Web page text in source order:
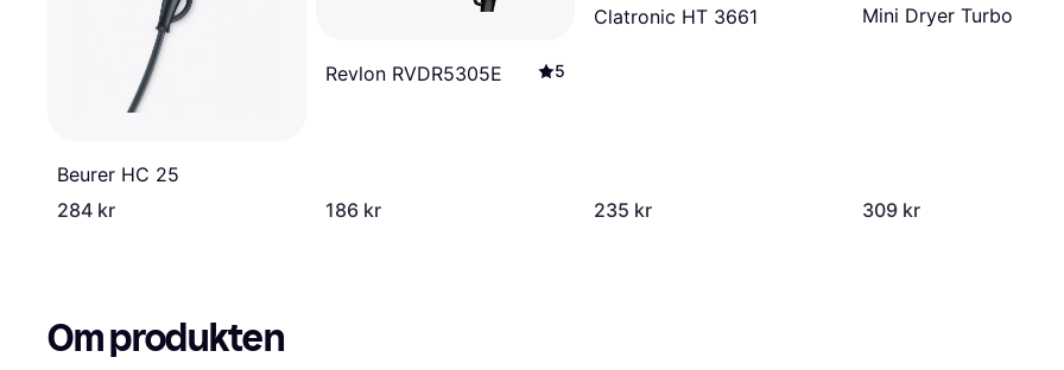
Beurer HC 25
284 kr
Revlon RVDR5305E 5
186 kr
Clatronic HT 3661
235 kr
Mini Dryer Turbo
309 kr
Om produkten